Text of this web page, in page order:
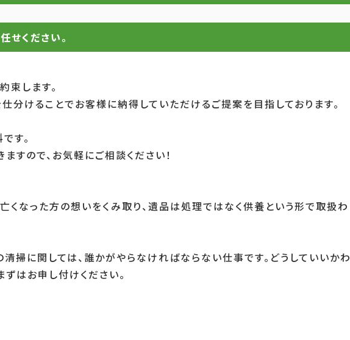
せください。
束します。
分けることでお客様に納得していただけるご提案を目指しております。
す。
すので、お気軽にご相談ください！
なった方の想いをくみ取り、遺品は処理ではなく供養という形で取扱わ
掃に関しては、誰かがやらなければならない仕事です。どうしていいかわ
はお申し付けください。